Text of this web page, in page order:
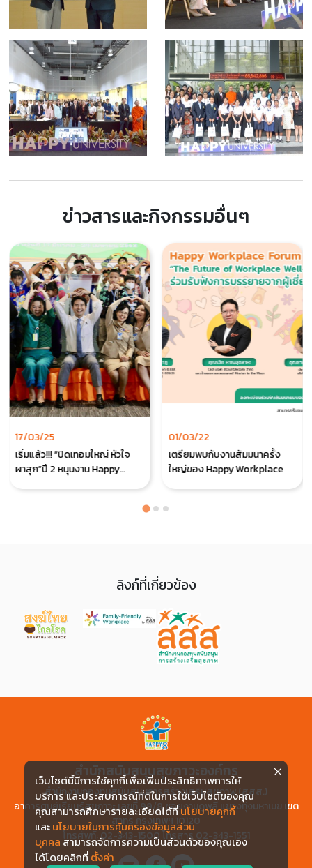
ข่าวสารและกิจกรรมอื่นๆ
17/03/25
เริ่มแล้ว!!! “ปิดเทอมใหญ่ หัวใจ
ผาสุก”ปี 2 หนุนงาน Happy
01/03/22
เตรียมพบกับงานสัมมนาครั้ง
ใหญ่ของ Happy Workplace
ลิงก์ที่เกี่ยวข้อง
สำนักสนับสนุนสุขภาวะองค์กร
สำนักงานกองทุนสนับสนุนการสร้างเสริมสุขภาพ (สสส.)
อาคารศูนย์เรียนรู้สุขภาวะ เลขที่ 99/8 ซอยงามดูพลี แขวงทุ่งมหาเมฆ เขต
สาทร กรุงเทพฯ 10120
โทรศัพท์: 02-343-1500 โทรสาร 02-343-1551
เว็บไซต์นี้มีการใช้คุกกี้เพื่อเพิ่มประสิทธิภาพการให้
บริการ และประสบการณ์ที่ดีในการใช้เว็บไซต์ของคุณ
คุณสามารถศึกษารายละเอียดได้ที่นโยบายคุกกี้
และนโยบายในการคุ้มครองข้อมูลส่วน
บุคคล สามารถจัดการความเป็นส่วนตัวของคุณเอง
ได้โดยคลิกที่ตั้งค่า